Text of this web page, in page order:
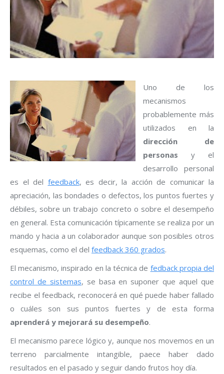
Uno de los
mecanismos
probablemente más
utilizados en la
dirección de
personas y el
desarrollo personal
es el del feedback, es decir, la acción de comunicar la
apreciación, las bondades o defectos, los puntos fuertes y
débiles, sobre un trabajo concreto o sobre el desempeño
en general. Esta comunicación típicamente se realiza por un
mando y hacia a un colaborador aunque son posibles otros
esquemas, como el del feedback 360 grados.
El mecanismo, inspirado en la técnica de fedback propia del
control de sistemas, se basa en suponer que aquel que
recibe el feedback, reconocerá en qué puede haber fallado
o cuáles son sus puntos fuertes y de esta forma
aprenderá y mejorará su desempeño.
El mecanismo parece lógico y, aunque nos movemos en un
terreno parcialmente intangible, paece haber dado
resultados en el pasado y seguir dando frutos hoy día.